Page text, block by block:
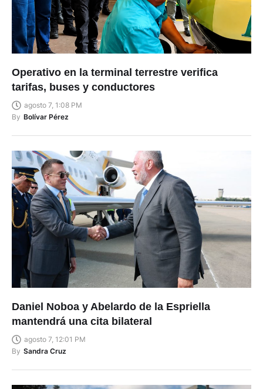
Operativo en la terminal terrestre verifica
tarifas, buses y conductores
agosto 7, 1:08 PM
By Bolívar Pérez
Daniel Noboa y Abelardo de la Espriella
mantendrá una cita bilateral
agosto 7, 12:01 PM
By Sandra Cruz